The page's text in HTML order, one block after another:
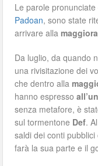
Le parole
Padoan, sono state
arrivare alla
Da luglio, da quando
una rivisitazione dei
che dentro alla
hanno espresso
senza metafore, è
sul tormentone Def.
saldi dei conti
farà la sua parte e il